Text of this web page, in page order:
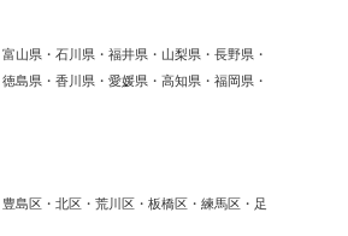
山県・石川県・福井県・山梨県・長野県・
島県・香川県・愛媛県・高知県・福岡県・
島区・北区・荒川区・板橋区・練馬区・足